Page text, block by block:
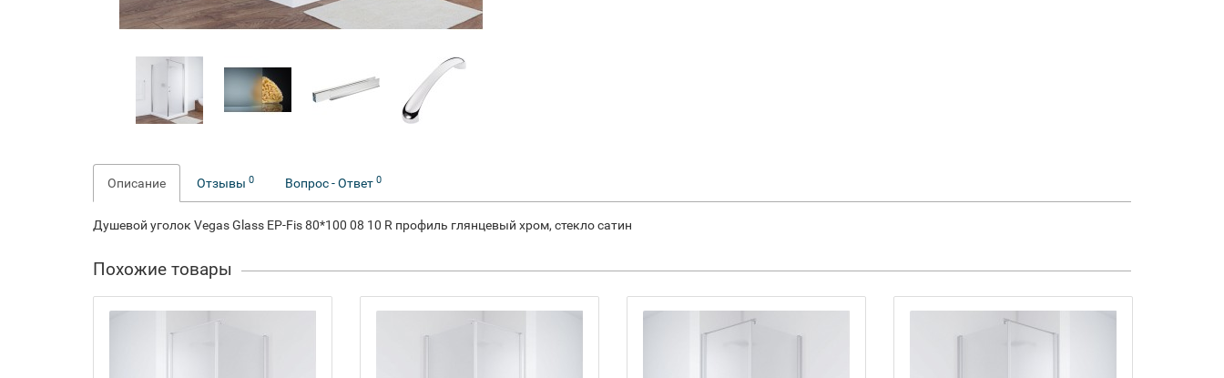
Описание Отзывы 0 Вопрос - Ответ 0
Душевой уголок Vegas Glass EP-Fis 80*100 08 10 R профиль глянцевый хром, стекло сатин
Похожие товары